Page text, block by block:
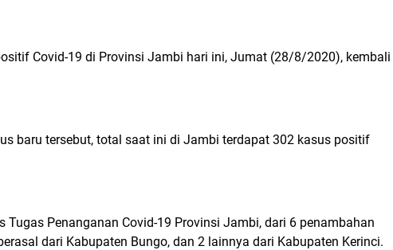
Covid-19 di Provinsi Jambi hari ini, Jumat (28/8/2020), kembali
baru tersebut, total saat ini di Jambi terdapat 302 kasus positif
Tugas Penanganan Covid-19 Provinsi Jambi, dari 6 penambahan
dari Kabupaten Bungo, dan 2 lainnya dari Kabupaten Kerinci.